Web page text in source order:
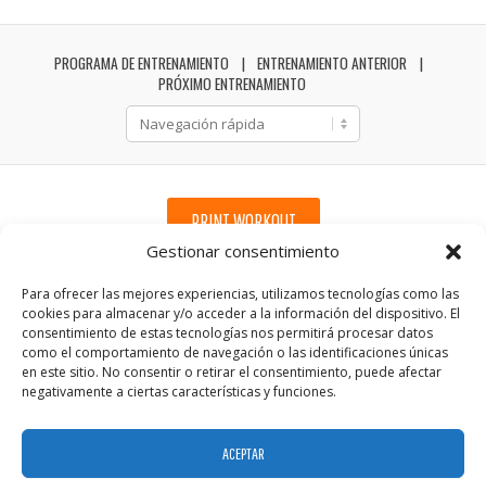
Gestionar consentimiento
Para ofrecer las mejores experiencias, utilizamos tecnologías como las
cookies para almacenar y/o acceder a la información del dispositivo. El
consentimiento de estas tecnologías nos permitirá procesar datos
como el comportamiento de navegación o las identificaciones únicas
en este sitio. No consentir o retirar el consentimiento, puede afectar
negativamente a ciertas características y funciones.
ACEPTAR
PROGRAMA DE ENTRENAMIENTO
ENTRENAMIENTO ANTERIOR
PRÓXIMO ENTRENAMIENTO
PRINT WORKOUT